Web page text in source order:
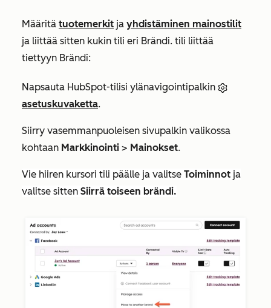
Määritä tuotemerkit ja yhdistäminen mainostilit
ja liittää sitten kukin tili eri Brändi. tili liittää
tiettyyn Brändi:
Napsauta HubSpot-tilisi ylänavigointipalkin
asetuskuvaketta.
Siirry vasemmanpuoleisen sivupalkin valikossa
kohtaan Markkinointi > Mainokset.
Vie hiiren kursori tili päälle ja valitse Toiminnot ja
valitse sitten Siirrä toiseen brändi.